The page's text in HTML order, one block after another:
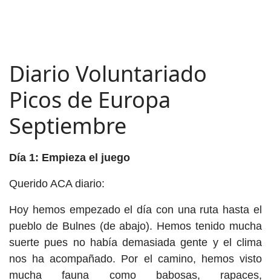
Diario Voluntariado
Picos de Europa
Septiembre
Día 1: Empieza el juego
Querido ACA diario:
Hoy hemos empezado el día con una ruta hasta el
pueblo de Bulnes (de abajo). Hemos tenido mucha
suerte pues no había demasiada gente y el clima
nos ha acompañado. Por el camino, hemos visto
mucha fauna como babosas, rapaces,